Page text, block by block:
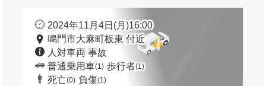
2024年11月4日(月)16:00
鳴門市大麻町板東 付近
人対車両 事故
普通乗用車(1) 歩行者(1)
死亡(0) 負傷(1)